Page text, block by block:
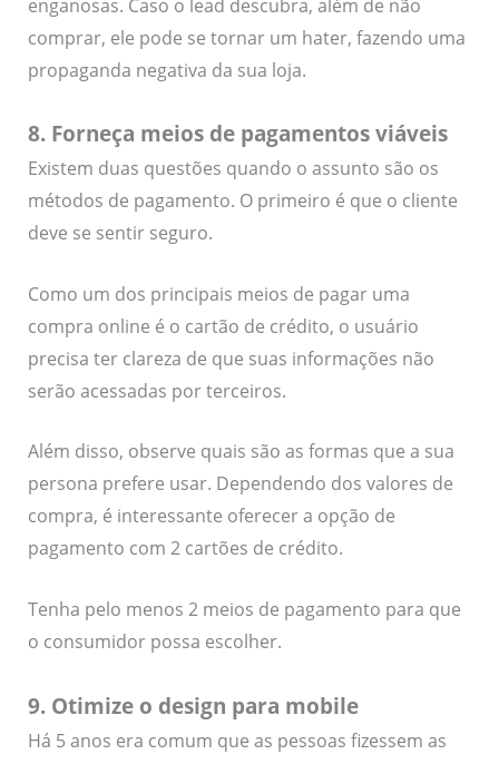
enganosas. Caso o lead descubra, além de não
comprar, ele pode se tornar um hater, fazendo uma
propaganda negativa da sua loja.
8. Forneça meios de pagamentos viáveis
Existem duas questões quando o assunto são os
métodos de pagamento. O primeiro é que o cliente
deve se sentir seguro.
Como um dos principais meios de pagar uma
compra online é o cartão de crédito, o usuário
precisa ter clareza de que suas informações não
serão acessadas por terceiros.
Além disso, observe quais são as formas que a sua
persona prefere usar. Dependendo dos valores de
compra, é interessante oferecer a opção de
pagamento com 2 cartões de crédito.
Tenha pelo menos 2 meios de pagamento para que
o consumidor possa escolher.
9. Otimize o design para mobile
Há 5 anos era comum que as pessoas fizessem as